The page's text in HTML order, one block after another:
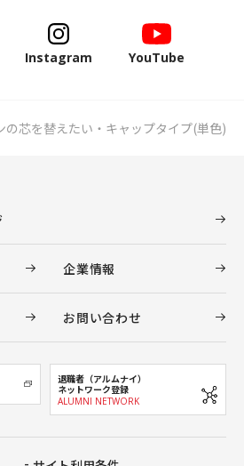
Instagram YouTube
の芯を替えたい・キャップタイプ(単色)
企業情報
お問い合わせ
退職者（アルムナイ）
ネットワーク登録
ALUMNI NETWORK